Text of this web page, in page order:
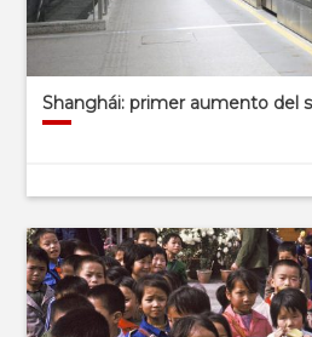
Shanghái: primer aumento del